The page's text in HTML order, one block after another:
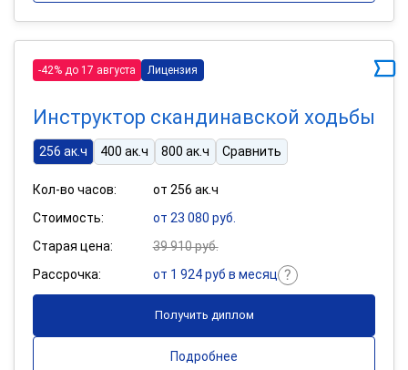
-42% до 17 августа Лицензия
Инструктор скандинавской ходьбы
256 ак.ч 400 ак.ч 800 ак.ч Сравнить
Кол-во часов:
от 256 ак.ч
Стоимость:
от 23 080 руб.
Старая цена:
39 910 руб.
Рассрочка:
от 1 924 руб в месяц
Получить диплом
Подробнее